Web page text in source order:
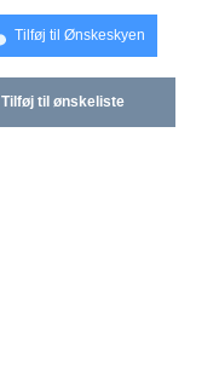
Tilføj til Ønskeskyen
Tilføj til ønskeliste